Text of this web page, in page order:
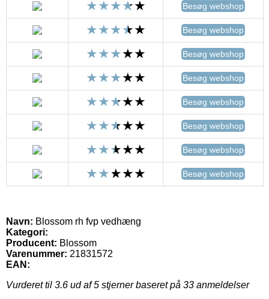
Besøg webshop
Besøg webshop
Besøg webshop
Besøg webshop
Besøg webshop
Besøg webshop
Besøg webshop
Besøg webshop
Navn: Blossom rh fvp vedhæng
Kategori:
Producent: Blossom
Varenummer: 21831572
EAN:
Vurderet til 3.6 ud af 5 stjerner baseret på 33 anmeldelser